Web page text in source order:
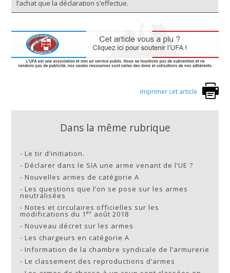
l’achat que la déclaration s’effectue.
Imprimer cet article
Dans la même rubrique
-Le tir d’initiation.
-Déclarer dans le SIA une arme venant de l’UE ?
-Nouvelles armes de catégorie A
-Les questions que l’on se pose sur les armes
neutralisées
-Notes et circulaires officielles sur les
modifications du 1er août 2018
-Nouveau décret sur les armes
-Les chargeurs en catégorie A
-Information de la chambre syndicale de l’armurerie
-Le classement des reproductions d’armes